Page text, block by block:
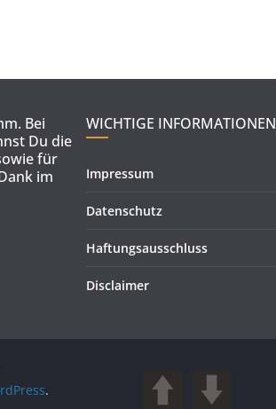
Bei
Du die
für
im
WICHTIGE INFORMATIONEN
Impressum
Datenschutz
Haftungsausschluss
Disclaimer
.